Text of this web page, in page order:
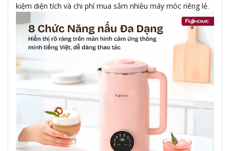
kiệm diện tích và chi phí mua sắm nhiều máy móc riêng lẻ.